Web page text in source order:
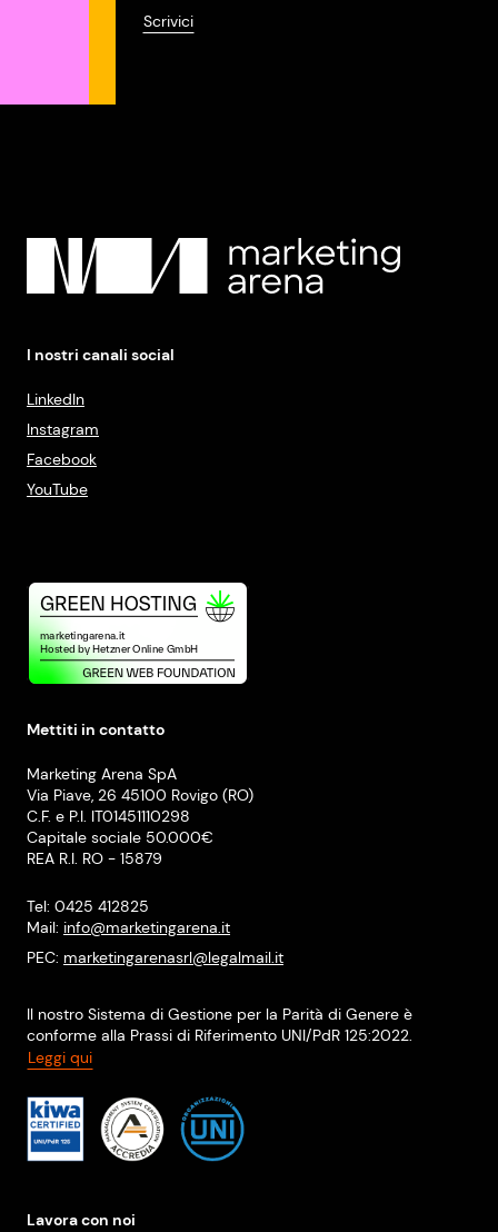
Scrivici
I nostri canali social
LinkedIn
Instagram
Facebook
YouTube
Mettiti in contatto
Marketing Arena SpA
Via Piave, 26 45100 Rovigo (RO)
C.F. e P.I. IT01451110298
Capitale sociale 50.000€
REA R.I. RO - 15879
Tel: 0425 412825
Mail: info@marketingarena.it
PEC: marketingarenasrl@legalmail.it
Il nostro Sistema di Gestione per la Parità di Genere è
conforme alla Prassi di Riferimento UNI/PdR 125:2022.
Leggi qui
Lavora con noi